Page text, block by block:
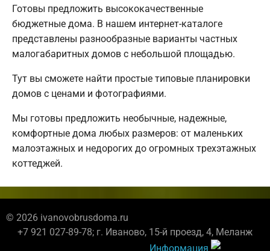
Готовы предложить высококачественные
бюджетные дома. В нашем интернет-каталоге
представлены разнообразные варианты частных
малогабаритных домов с небольшой площадью.
Тут вы сможете найти простые типовые планировки
домов с ценами и фотографиями.
Мы готовы предложить необычные, надежные,
комфортные дома любых размеров: от маленьких
малоэтажных и недорогих до огромных трехэтажных
коттеджей.
© 2026 ivanovobrusdoma.ru
+7 921 027-89-78; г. Иваново, 15-й проезд, 4, Меланж
Информация